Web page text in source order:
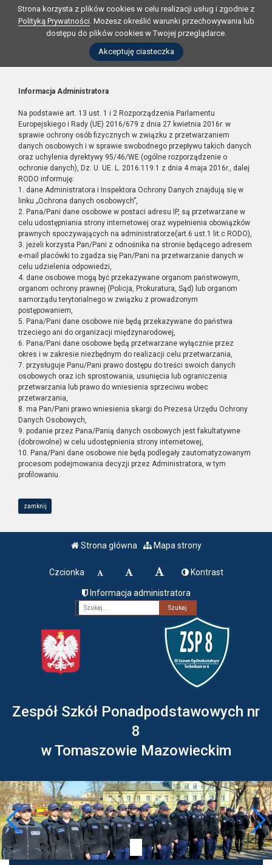
Strona korzysta z plików cookies w celu realizacji usług i zgodnie z
Polityką Prywatności. Możesz określić warunki przechowywania lub
dostępu do plików cookies w Twojej przeglądarce.
Akceptuję ciasteczka
Informacja Administratora
Na podstawie art. 13 ust. 1 i 2 Rozporządzenia Parlamentu
Europejskiego i Rady (UE) 2016/679 z dnia 27 kwietnia 2016r. w
sprawie ochrony osób fizycznych w związku z przetwarzaniem
danych osobowych i w sprawie swobodnego przepływu takich danych
oraz uchylenia dyrektywy 95/46/WE (ogólne rozporządzenie o
ochronie danych), Dz. U. UE. L. 2016.119.1 z dnia 4 maja 2016r., dalej
RODO informuję:
1. dane Administratora i Inspektora Ochrony Danych znajdują się w
linku „Ochrona danych osobowych”,
2. Pana/Pani dane osobowe w postaci adresu IP, są przetwarzane w
celu udostępniania strony internetowej oraz wypełnienia obowiązków
prawnych spoczywających na administratorze(art.6 ust.1 lit.c RODO),
3. jeżeli korzysta Pan/Pani z odnośnika na stronie będącego adresem
e-mail placówki to zgadza się Pan/Pani na przetwarzanie danych w
celu udzielenia odpowiedzi,
4. dane osobowe mogą być przekazywane organom państwowym,
organom ochrony prawnej (Policja, Prokuratura, Sąd) lub organom
samorządu terytorialnego w związku z prowadzonym
postępowaniem,
5. Pana/Pani dane osobowe nie będą przekazywane do państwa
trzeciego ani do organizacji międzynarodowej,
6. Pana/Pani dane osobowe będą przetwarzane wyłącznie przez
okres i w zakresie niezbędnym do realizacji celu przetwarzania,
7. przysługuje Panu/Pani prawo dostępu do treści swoich danych
osobowych oraz ich sprostowania, usunięcia lub ograniczenia
przetwarzania lub prawo do wniesienia sprzeciwu wobec
przetwarzania,
8. ma Pan/Pani prawo wniesienia skargi do Prezesa Urzędu Ochrony
Danych Osobowych,
9. podanie przez Pana/Panią danych osobowych jest fakultatywne
(dobrowolne) w celu udostępnienia strony internetowej,
10. Pana/Pani dane osobowe nie będą podlegały zautomatyzowanym
procesom podejmowania decyzji przez Administratora, w tym
profilowaniu.
zamknij
Strona główna Mapa strony
Czcionka Kontrast
Informacja administratora
Fraza
Zespół Szkół Ponadpodstawowych nr
8
w Tomaszowie Mazowieckim